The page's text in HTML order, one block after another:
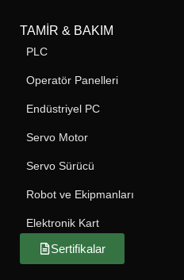
TAMIR & BAKIM
PLC
Operatör Panelleri
Endüstriyel PC
Servo Motor
Servo Sürücü
Robot ve Ekipmanları
Elektronik Kart
Sertifikalar